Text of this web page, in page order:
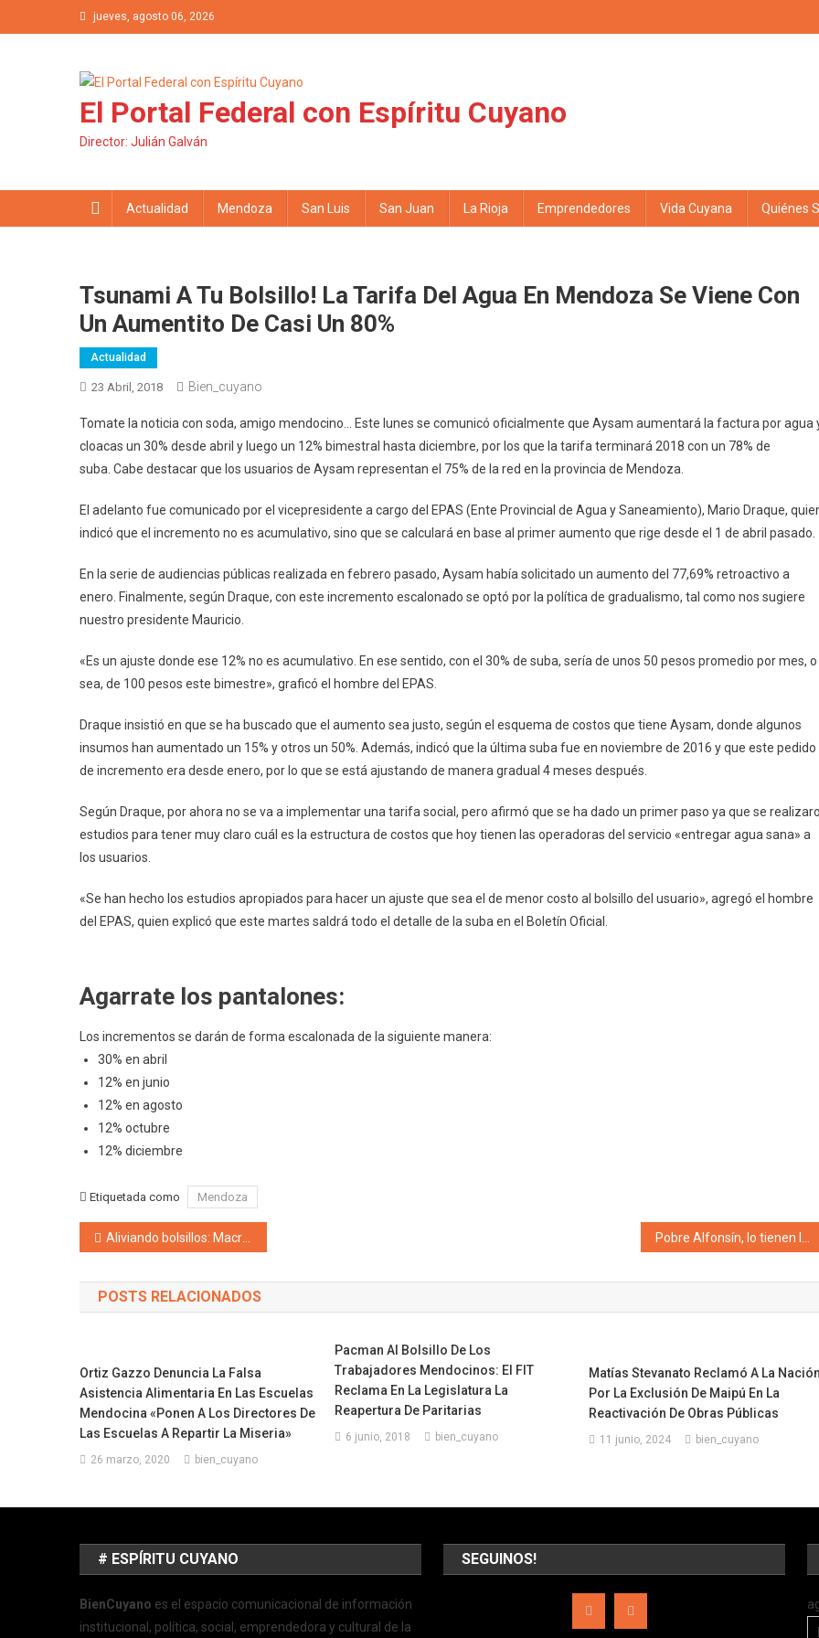
Saltar al contenidojueves, agosto 06, 2026
El Portal Federal con Espíritu Cuyano
Director: Julián Galván
Actualidad Mendoza San Luis San Juan La Rioja Emprendedores Vida Cuyana Quiénes
Tsunami A Tu Bolsillo! La Tarifa Del Agua En Mendoza Se Viene Con
Un Aumentito De Casi Un 80%
Actualidad
23 Abril, 2018 Bien_cuyano
Tomate la noticia con soda, amigo mendocino… Este lunes se comunicó oficialmente que Aysam aumentará la factura por agua
cloacas un 30% desde abril y luego un 12% bimestral hasta diciembre, por los que la tarifa terminará 2018 con un 78% de
suba. Cabe destacar que los usuarios de Aysam representan el 75% de la red en la provincia de Mendoza.
El adelanto fue comunicado por el vicepresidente a cargo del EPAS (Ente Provincial de Agua y Saneamiento), Mario Draque,
indicó que el incremento no es acumulativo, sino que se calculará en base al primer aumento que rige desde el 1 de abril pasado.
En la serie de audiencias públicas realizada en febrero pasado, Aysam había solicitado un aumento del 77,69% retroactivo a
enero. Finalmente, según Draque, con este incremento escalonado se optó por la política de gradualismo, tal como nos sugiere
nuestro presidente Mauricio.
«Es un ajuste donde ese 12% no es acumulativo. En ese sentido, con el 30% de suba, sería de unos 50 pesos promedio por mes, o
sea, de 100 pesos este bimestre», graficó el hombre del EPAS.
Draque insistió en que se ha buscado que el aumento sea justo, según el esquema de costos que tiene Aysam, donde algunos
insumos han aumentado un 15% y otros un 50%. Además, indicó que la última suba fue en noviembre de 2016 y que este pedido
de incremento era desde enero, por lo que se está ajustando de manera gradual 4 meses después.
Según Draque, por ahora no se va a implementar una tarifa social, pero afirmó que se ha dado un primer paso ya que se
estudios para tener muy claro cuál es la estructura de costos que hoy tienen las operadoras del servicio «entregar agua sana» a
los usuarios.
«Se han hecho los estudios apropiados para hacer un ajuste que sea el de menor costo al bolsillo del usuario», agregó el hombre
del EPAS, quien explicó que este martes saldrá todo el detalle de la suba en el Boletín Oficial.
Agarrate los pantalones:
Los incrementos se darán de forma escalonada de la siguiente manera:
30% en abril
12% en junio
12% en agosto
12% octubre
12% diciembre
Etiquetada como Mendoza
Navegación de entradas
Aliviando bolsillos: Macri les pidió a municipios y provincias que eliminen impuestos a los servicios públicos
POSTS RELACIONADOS
Ortiz Gazzo Denuncia La Falsa
Asistencia Alimentaria En Las Escuelas
Mendocina «Ponen A Los Directores De
Las Escuelas A Repartir La Miseria»
26 marzo, 2020 bien_cuyano
Pacman Al Bolsillo De Los
Trabajadores Mendocinos: El FIT
Reclama En La Legislatura La
Reapertura De Paritarias
6 junio, 2018 bien_cuyano
Matías Stevanato Reclamó A La Nación
Por La Exclusión De Maipú En La
Reactivación De Obras Públicas
11 junio, 2024 bien_cuyano
# ESPÍRITU CUYANO
BienCuyano es el espacio comunicacional de información
institucional, política, social, emprendedora y cultural de la
SEGUINOS!